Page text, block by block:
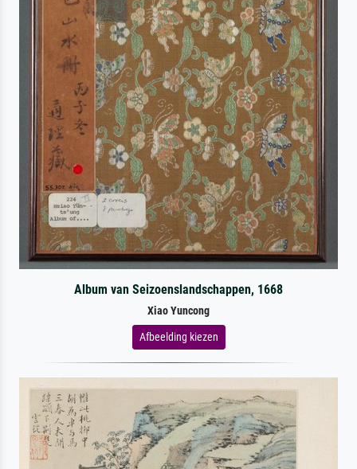
Album van Seizoenslandschappen, 1668
Xiao Yuncong
Afbeelding kiezen